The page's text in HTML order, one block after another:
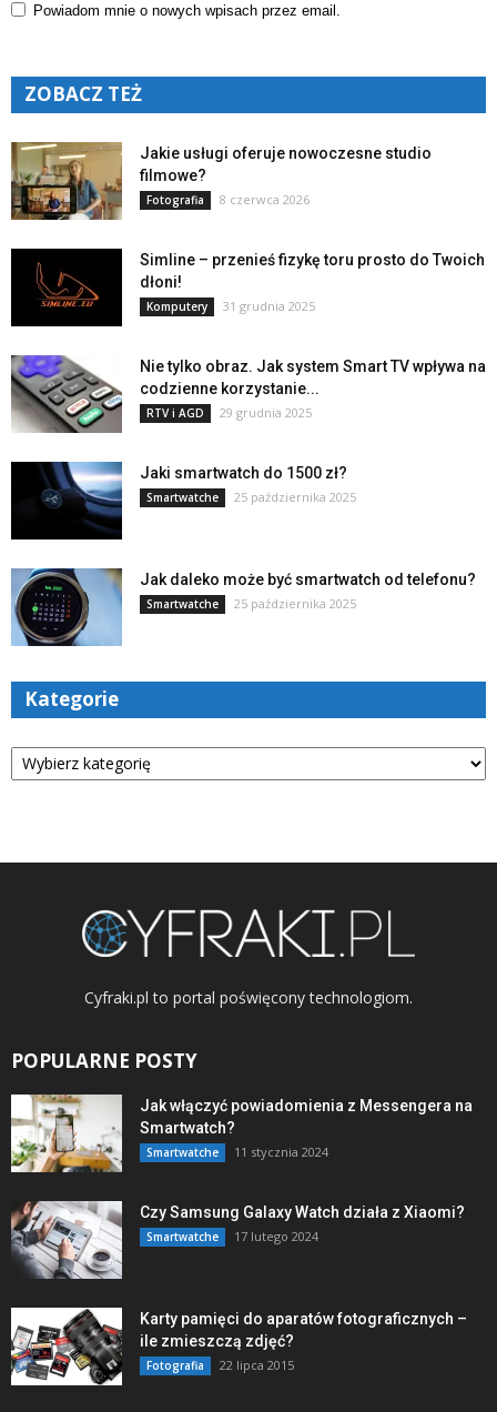
Powiadom mnie o nowych wpisach przez email.
ZOBACZ TEŻ
Jakie usługi oferuje nowoczesne studio
filmowe?
Fotografia 8 czerwca 2026
Simline – przenieś fizykę toru prosto do Twoich
dłoni!
Komputery 31 grudnia 2025
Nie tylko obraz. Jak system Smart TV wpływa na
codzienne korzystanie...
RTV i AGD 29 grudnia 2025
Jaki smartwatch do 1500 zł?
Smartwatche 25 października 2025
Jak daleko może być smartwatch od telefonu?
Smartwatche 25 października 2025
Kategorie
Kategorie
Cyfraki.pl to portal poświęcony technologiom.
POPULARNE POSTY
Jak włączyć powiadomienia z Messengera na
Smartwatch?
Smartwatche 11 stycznia 2024
Czy Samsung Galaxy Watch działa z Xiaomi?
Smartwatche 17 lutego 2024
Karty pamięci do aparatów fotograficznych –
ile zmieszczą zdjęć?
Fotografia 22 lipca 2015